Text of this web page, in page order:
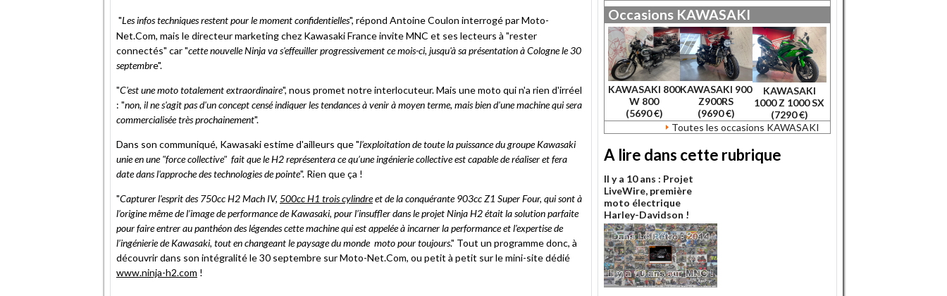
"Les infos techniques restent pour le moment confidentielles", répond Antoine Coulon interrogé par Moto-
Net.Com, mais le directeur marketing chez Kawasaki France invite MNC et ses lecteurs à "rester
connectés" car "cette nouvelle Ninja va s'effeuiller progressivement ce mois-ci, jusqu'à sa présentation à Cologne le 30
septembre".
"C'est une moto totalement extraordinaire", nous promet notre interlocuteur. Mais une moto qui n'a rien d'irréel
: "non, il ne s'agit pas d'un concept censé indiquer les tendances à venir à moyen terme, mais bien d'une machine qui sera
commercialisée très prochainement".
Dans son communiqué, Kawasaki estime d'ailleurs que "l’exploitation de toute la puissance du groupe Kawasaki
unie en une "force collective" fait que le H2 représentera ce qu’une ingénierie collective est capable de réaliser et fera
date dans l'approche des technologies de pointe". Rien que ça !
"Capturer l'esprit des 750cc H2 Mach IV, 500cc H1 trois cylindreet de la conquérante 903cc Z1 Super Four, qui sont à
l’origine même de l’image de performance de Kawasaki, pour l’insuffler dans le projet Ninja H2 était la solution parfaite
pour faire entrer au panthéon des légendes cette machine qui est appelée à incarner la performance et l'expertise de
l’ingénierie de Kawasaki, tout en changeant le paysage du monde moto pour toujours." Tout un programme donc, à
découvrir dans son intégralité le 30 septembre sur Moto-Net.Com, ou petit à petit sur le mini-site dédié
www.ninja-h2.com !
Occasions KAWASAKI
KAWASAKI 800
W 800
(5690 €)
KAWASAKI 900
Z900RS
(9690 €)
KAWASAKI
1000 Z 1000 SX
(7290 €)
Toutes les occasions KAWASAKI
A lire dans cette rubrique
Il y a 10 ans : Projet
LiveWire, première
moto électrique
Harley-Davidson !